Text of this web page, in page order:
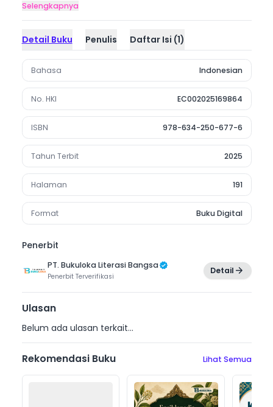
Selengkapnya
Detail Buku Penulis Daftar Isi (1)
Bahasa Indonesian
No. HKI EC002025169864
ISBN 978-634-250-677-6
Tahun Terbit 2025
Halaman 191
Format Buku Digital
Penerbit
PT. Bukuloka Literasi Bangsa
Penerbit Terverifikasi
Detail
Ulasan
Belum ada ulasan terkait...
Rekomendasi Buku Lihat Semua